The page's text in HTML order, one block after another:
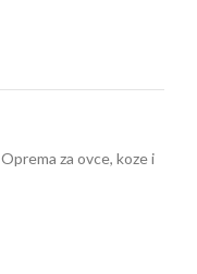
Oprema za ovce, koze i